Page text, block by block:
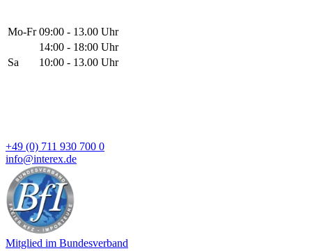
Mo-Fr 09:00 - 13.00 Uhr
14:00 - 18:00 Uhr
Sa
10:00 - 13.00 Uhr
+49 (0) 711 930 700 0
info@interex.de
Mitglied im Bundesverband